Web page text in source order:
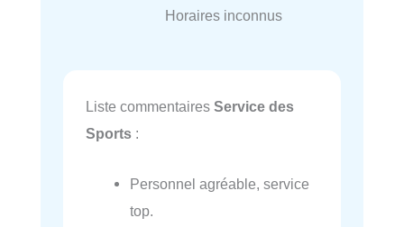
Horaires inconnus
Liste commentaires Service des
Sports :
Personnel agréable, service
top.